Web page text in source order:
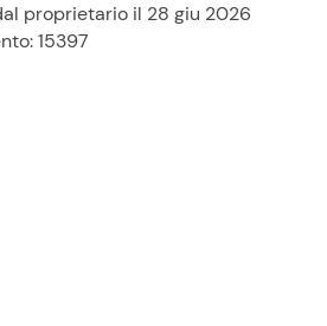
proprietario il 28 giu 2026
15397